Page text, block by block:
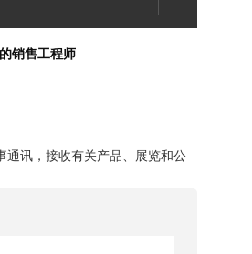
销售工程师
通讯，接收有关产品、展览和公